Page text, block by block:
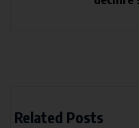
Related Posts